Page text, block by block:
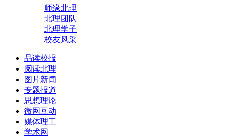
师缘北理
北理团队
北理学子
校友风采
品读校报
阅读北理
图片新闻
专题报道
思想理论
微网互动
媒体理工
学术网